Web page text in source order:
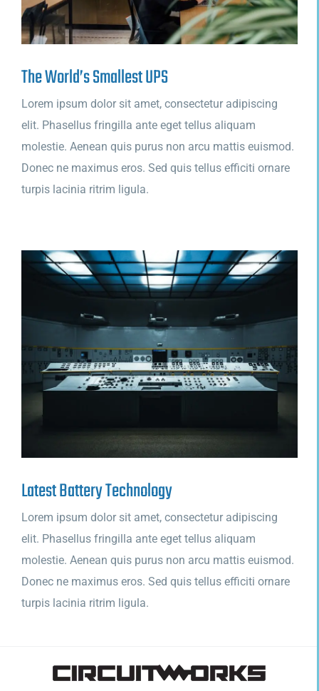
The World’s Smallest UPS
Lorem ipsum dolor sit amet, consectetur adipiscing
elit. Phasellus fringilla ante eget tellus aliquam
molestie. Aenean quis purus non arcu mattis euismod.
Donec ne maximus eros. Sed quis tellus efficiti ornare
turpis lacinia ritrim ligula.
Latest Battery Technology
Lorem ipsum dolor sit amet, consectetur adipiscing
elit. Phasellus fringilla ante eget tellus aliquam
molestie. Aenean quis purus non arcu mattis euismod.
Donec ne maximus eros. Sed quis tellus efficiti ornare
turpis lacinia ritrim ligula.